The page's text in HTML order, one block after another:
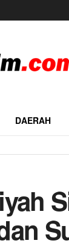
DAERAH